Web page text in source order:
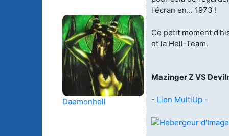
Animes licenciés
(256)
Animes abandonnés
(13)
Tous les animes (604)
Mangas terminés
Mangas en pause
Mangas licenciés
Mangas
Daemonhell
l'écran en... 1973 !
Ce petit moment
et la Hell-Team.
Mazinger Z VS
- Lien MultiUp -